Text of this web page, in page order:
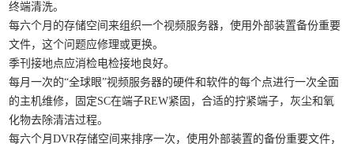
终端清洗。
每六个月的存储空间来组织一个视频服务器，使用外部装置备份重要
文件，这个问题应修理或更换。
季刊接地点应消检电检接地良好。
每月一次的“全球眼”视频服务器的硬件和软件的每个点进行一次全面
的主机维修，固定SC在端子REW紧固，合适的拧紧端子，灰尘和氧
化物去除清洁过程。
每六个月DVR存储空间来排序一次，使用外部装置的备份重要文件，